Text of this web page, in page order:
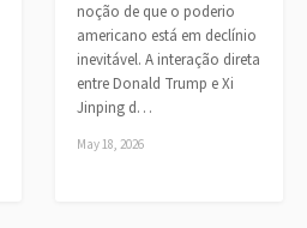
noção de que o poderio
americano está em declínio
inevitável. A interação direta
entre Donald Trump e Xi
Jinping d…
May 18, 2026